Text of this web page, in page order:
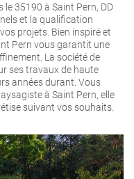
le 35190 à Saint Pern, DD
et la qualification
projets. Bien inspiré et
Pern vous garantit une
La société de
ses travaux de haute
années durant. Vous
à Saint Pern, elle
suivant vos souhaits.